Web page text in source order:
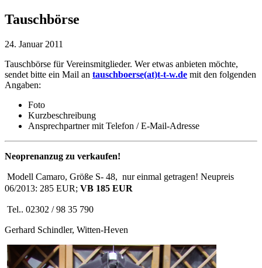
Tauschbörse
24. Januar 2011
Tauschbörse für Vereinsmitglieder. Wer etwas anbieten möchte,
sendet bitte ein Mail an tauschboerse(at)t-t-w.de mit den folgenden
Angaben:
Foto
Kurzbeschreibung
Ansprechpartner mit Telefon / E-Mail-Adresse
Neoprenanzug zu verkaufen!
Modell Camaro, Größe S- 48, nur einmal getragen! Neupreis
06/2013: 285 EUR; VB 185 EUR
Tel.. 02302 / 98 35 790
Gerhard Schindler, Witten-Heven